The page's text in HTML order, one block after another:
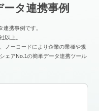
タ連携事例
連携事例です。
以上。
ノーコードにより企業の業種や規
ェアNo.1の簡単データ連携ツール